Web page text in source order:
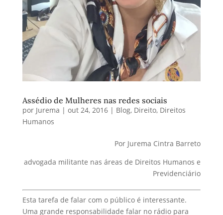
Assédio de Mulheres nas redes sociais
por Jurema | out 24, 2016| Blog, Direito, Direitos
Humanos
Por Jurema Cintra Barreto
advogada militante nas áreas de Direitos Humanos e
Previdenciário
Esta tarefa de falar com o público é interessante.
Uma grande responsabilidade falar no rádio para